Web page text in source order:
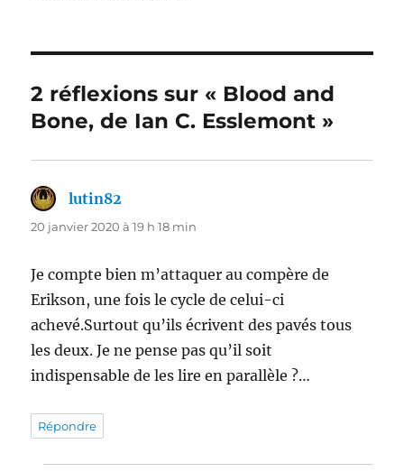
2 réflexions sur « Blood and
Bone, de Ian C. Esslemont »
lutin82
20 janvier 2020 à 19 h 18 min
Je compte bien m’attaquer au compère de
Erikson, une fois le cycle de celui-ci
achevé.Surtout qu’ils écrivent des pavés tous
les deux. Je ne pense pas qu’il soit
indispensable de les lire en parallèle ?…
Répondre